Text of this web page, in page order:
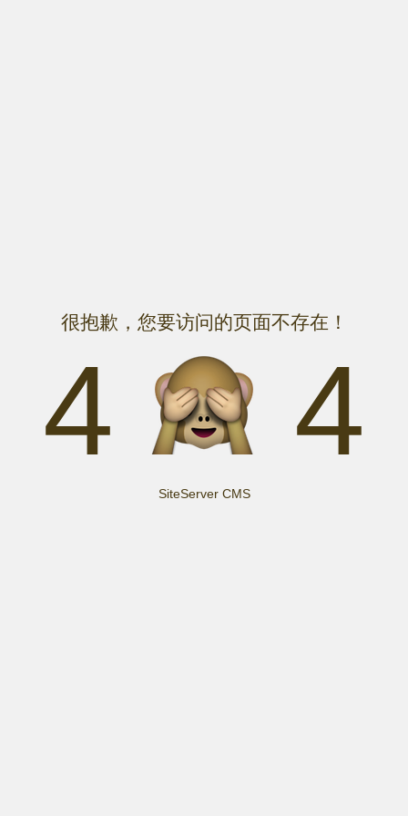
很抱歉，您要访问的页面不存在！
4 4
SiteServer CMS